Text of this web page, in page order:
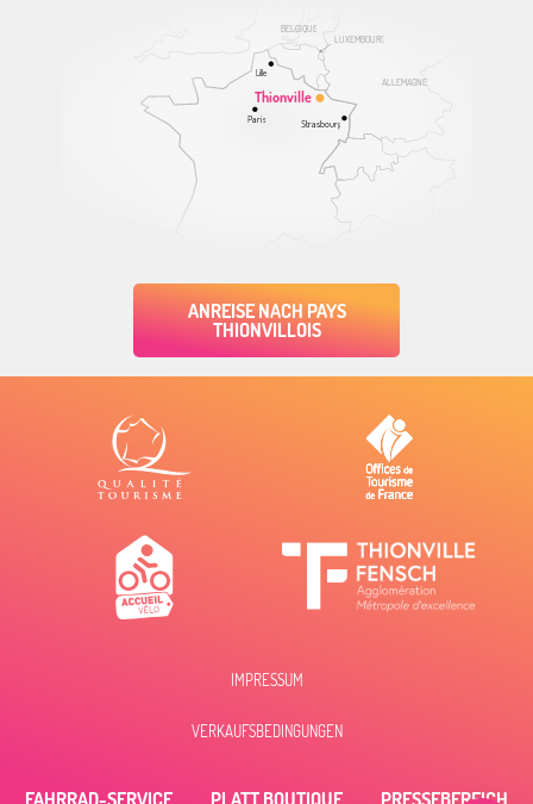
Per E-Mail
ALLEMAGNE
BELGIQUE
LUXEMBOURG
Thionville
Lille
Paris Strasbourg
ANREISE NACH PAYS
THIONVILLOIS
IMPRESSUM
VERKAUFSBEDINGUNGEN